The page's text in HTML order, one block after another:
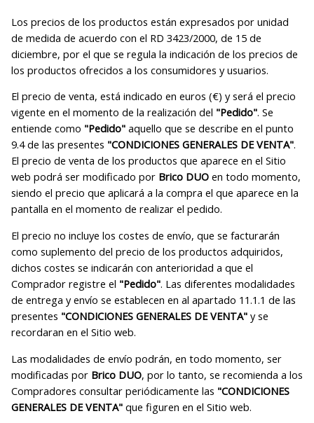
Los precios de los productos están expresados por unidad
de medida de acuerdo con el RD 3423/2000, de 15 de
diciembre, por el que se regula la indicación de los precios de
los productos ofrecidos a los consumidores y usuarios.
El precio de venta, está indicado en euros (€) y será el precio
vigente en el momento de la realización del "Pedido". Se
entiende como "Pedido"aquello que se describe en el punto
9.4 de las presentes "CONDICIONES GENERALES DE VENTA".
El precio de venta de los productos que aparece en el Sitio
web podrá ser modificado por Brico DUOen todo momento,
siendo el precio que aplicará a la compra el que aparece en la
pantalla en el momento de realizar el pedido.
El precio no incluye los costes de envío, que se facturarán
como suplemento del precio de los productos adquiridos,
dichos costes se indicarán con anterioridad a que el
Comprador registre el "Pedido". Las diferentes modalidades
de entrega y envío se establecen en al apartado 11.1.1 de las
presentes "CONDICIONES GENERALES DE VENTA"y se
recordaran en el Sitio web.
Las modalidades de envío podrán, en todo momento, ser
modificadas por Brico DUO, por lo tanto, se recomienda a los
Compradores consultar periódicamente las "CONDICIONES
GENERALES DE VENTA"que figuren en el Sitio web.